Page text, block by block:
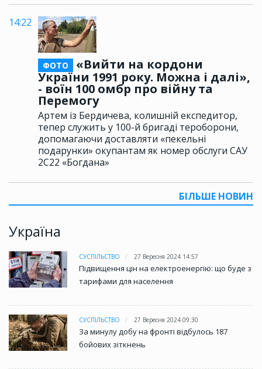
14:22
ФОТО
«Вийти на кордони
України 1991 року. Можна і далі»,
- воїн 100 омбр про війну та
Перемогу
Артем із Бердичева, колишній експедитор,
тепер служить у 100-й бригаді тероборони,
допомагаючи доставляти «пекельні
подарунки» окупантам як номер обслуги САУ
2С22 «Богдана»
БІЛЬШЕ НОВИН
Україна
СУСПІЛЬСТВО 27 Вересня 2024 14:57
Підвищення цін на електроенергію: що буде з
тарифами для населення
СУСПІЛЬСТВО 27 Вересня 2024 09:30
За минулу добу на фронті відбулось 187
бойових зіткнень